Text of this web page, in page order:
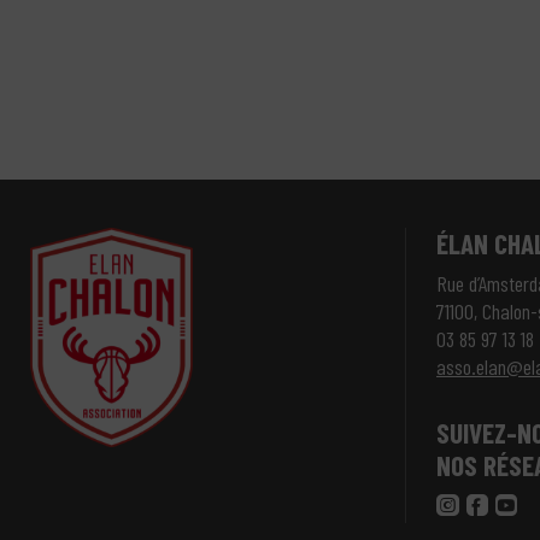
ÉLAN
Rue
71100,
03 85 97 13 18
SUIVEZ-
NOS